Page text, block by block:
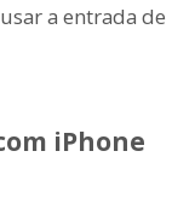
a entrada de
iPhone